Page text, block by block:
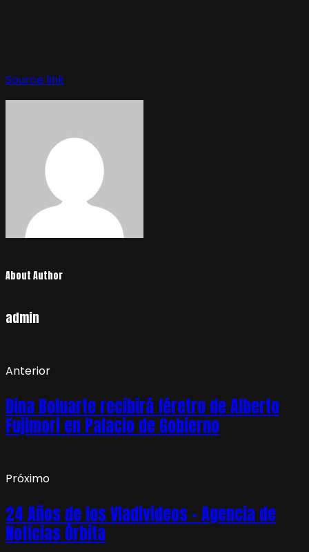
Source link
About Author
admin
Anterior
Dina Boluarte recibirá féretro de Alberto
Fujimori en Palacio de Gobierno
Próximo
24 Años de los Vladivideos – Agencia de
Noticias Órbita